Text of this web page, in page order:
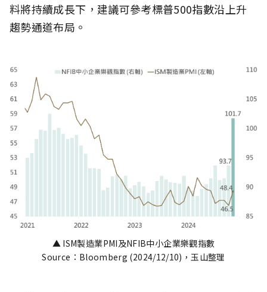
料將持續成長下，建議可參考標普500指數沿上升
趨勢通道布局。
▲ ISM製造業PMI及NFIB中小企業樂觀指數
Source：Bloomberg (2024/12/10)，玉山整理